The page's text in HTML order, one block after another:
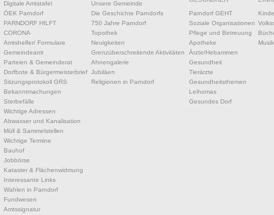
Digitale Amtstafel
ÖEK Parndorf
PARNDORF HILFT
CORONA
Amtshelfer/ Formulare
Gemeindeamt
Parteien & Gemeinderat
Dorfbote & Bürgermeisterbrief
Sitzungsprotokoll GRS
Bekanntmachungen
Sterbefälle
Wichtige Adressen
Abwasser und Kanalisation
Müll & Sammelstellen
Wichtige Termine
Bauhof
Jobbörse
Kataster & Flächenwidmung
Interessante Links
Wahlen in Parndorf
Fundwesen
Amtssignatur
Unsere Gemeinde
Die Geschichte Parndorfs
750 Jahre Parndorf
Topothek
Neuigkeiten
Grenzüberschreitende Aktivitäten
Ahnengalerie
Jubiläen
Religionen in Parndorf
Parndorf GEHT
Soziale Organisationen
Pflege und Betreuung
Apotheke
Ärzte/Hebammen
Gesundheit
Tierärzte
Gesundheitsthemen
Leihomas
Gesundes Dorf